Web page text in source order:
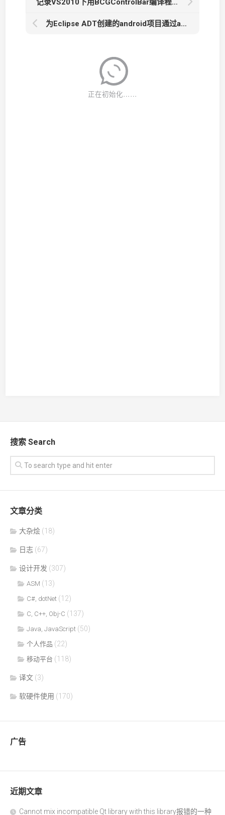
记录VS2010下用BCGControlBar编译程序时的一个小问题
为Eclipse ADT创建的android项目通过ant添加proguard混淆支持
搜索 Search
文章分类
大杂烩 (18)
日志 (67)
设计开发 (307)
ASM (13)
C#, dotNet (12)
C, C++, Obj-C (137)
Java, JavaScript (50)
个人作品 (22)
移动平台 (118)
译文 (3)
软硬件使用 (170)
广告
近期文章
Cannot mix incompatible Qt library with this library报错的一种